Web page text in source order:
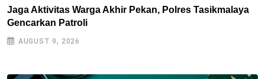
Jaga Aktivitas Warga Akhir Pekan, Polres Tasikmalaya
Gencarkan Patroli
AUGUST 9, 2026